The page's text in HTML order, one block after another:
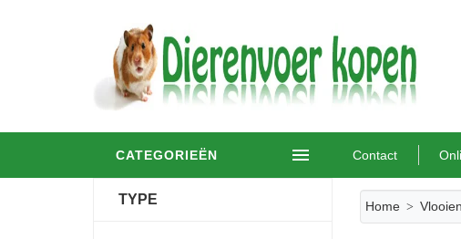
CATEGORIEËN Contact
TYPE Home